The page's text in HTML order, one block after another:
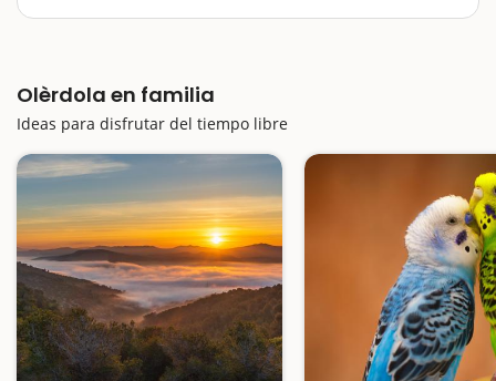
lugares del municipio…
Olèrdola en familia
Ideas para disfrutar del tiempo libre